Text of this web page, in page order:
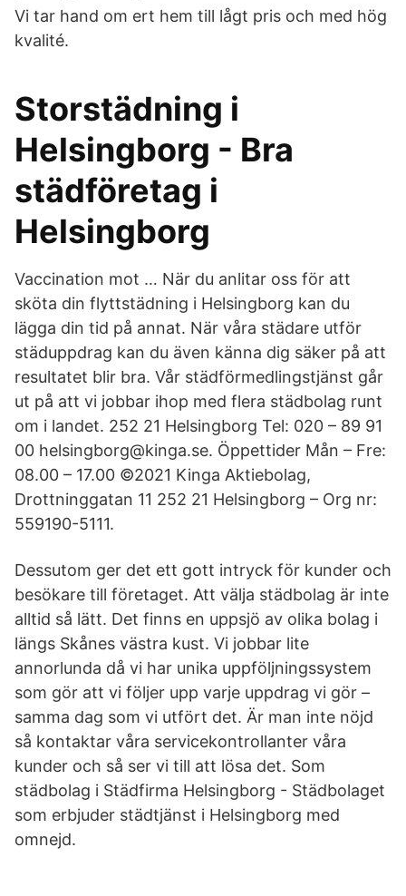
Vi tar hand om ert hem till lågt pris och med hög
kvalité.
Storstädning i
Helsingborg - Bra
städföretag i
Helsingborg
Vaccination mot … När du anlitar oss för att
sköta din flyttstädning i Helsingborg kan du
lägga din tid på annat. När våra städare utför
städuppdrag kan du även känna dig säker på att
resultatet blir bra. Vår städförmedlingstjänst går
ut på att vi jobbar ihop med flera städbolag runt
om i landet. 252 21 Helsingborg Tel: 020 – 89 91
00 helsingborg@kinga.se. Öppettider Mån – Fre:
08.00 – 17.00 ©2021 Kinga Aktiebolag,
Drottninggatan 11 252 21 Helsingborg – Org nr:
559190-5111.
Dessutom ger det ett gott intryck för kunder och
besökare till företaget. Att välja städbolag är inte
alltid så lätt. Det finns en uppsjö av olika bolag i
längs Skånes västra kust. Vi jobbar lite
annorlunda då vi har unika uppföljningssystem
som gör att vi följer upp varje uppdrag vi gör –
samma dag som vi utfört det. Är man inte nöjd
så kontaktar våra servicekontrollanter våra
kunder och så ser vi till att lösa det. Som
städbolag i Städfirma Helsingborg - Städbolaget
som erbjuder städtjänst i Helsingborg med
omnejd.